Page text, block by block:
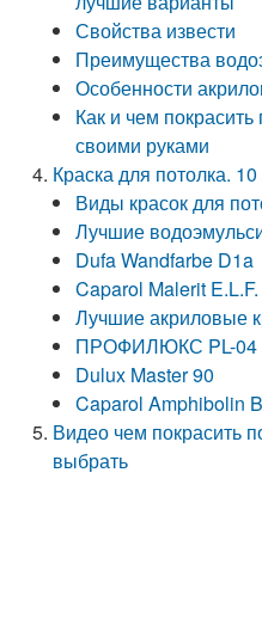
Свойства извести
Преимущества
Особенности
Как и чем
своими руками
Краска для потолка.
Виды красок для
Лучшие
Dufa Wandfarbe D1a
Caparol Malerit E.L.F.
Лучшие акриловые
ПРОФИЛЮКС PL-04
Dulux Master 90
Caparol Amphibolin
Видео чем покрасить
выбрать